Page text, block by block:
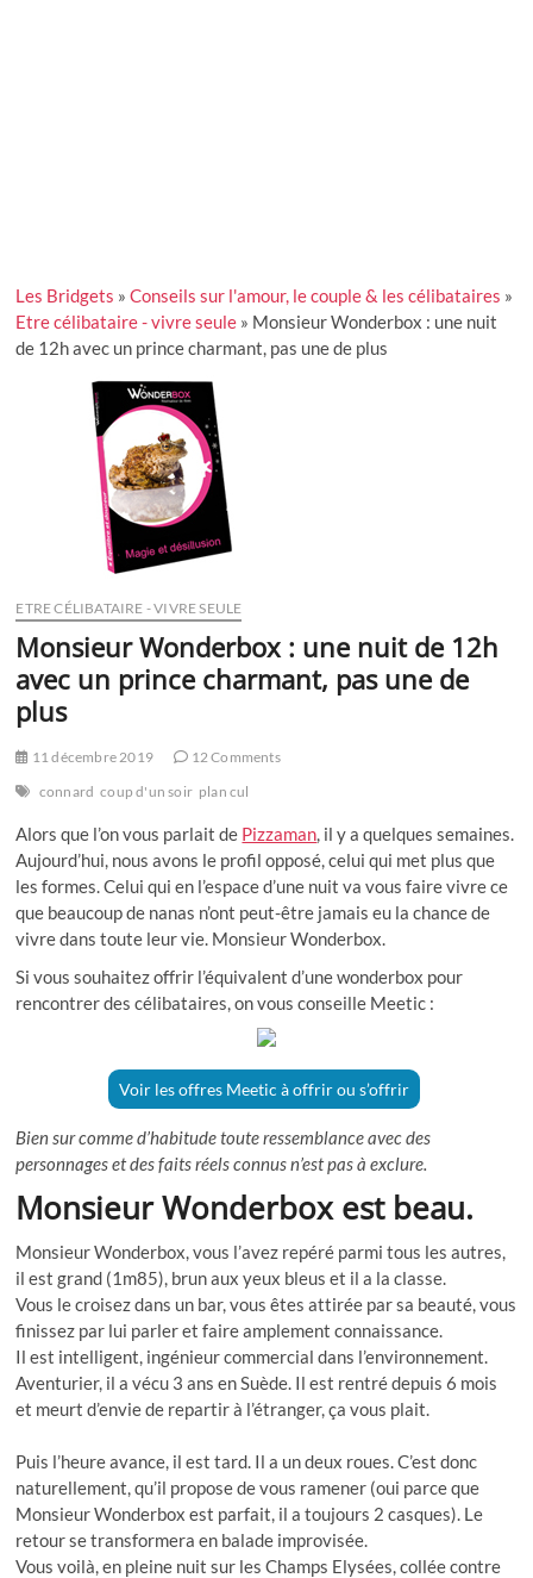
Les Bridgets »Conseils sur l'amour, le couple & les célibataires »
Etre célibataire - vivre seule » Monsieur Wonderbox : une nuit
de 12h avec un prince charmant, pas une de plus
ETRE CÉLIBATAIRE - VIVRE SEULE
Monsieur Wonderbox : une nuit de 12h
avec un prince charmant, pas une de
plus
11 décembre 2019
12 Comments
connard coup d'un soir plan cul
Alors que l’on vous parlait de Pizzaman, il y a quelques semaines.
Aujourd’hui, nous avons le profil opposé, celui qui met plus que
les formes. Celui qui en l’espace d’une nuit va vous faire vivre ce
que beaucoup de nanas n’ont peut-être jamais eu la chance de
vivre dans toute leur vie. Monsieur Wonderbox.
Si vous souhaitez offrir l’équivalent d’une wonderbox pour
rencontrer des célibataires, on vous conseille Meetic :
Voir les offres Meetic à offrir ou s’offrir
Bien sur comme d’habitude toute ressemblance avec des
personnages et des faits réels connus n’est pas à exclure.
Monsieur Wonderbox est beau.
Monsieur Wonderbox, vous l’avez repéré parmi tous les autres,
il est grand (1m85), brun aux yeux bleus et il a la classe.
Vous le croisez dans un bar, vous êtes attirée par sa beauté, vous
finissez par lui parler et faire amplement connaissance.
Il est intelligent, ingénieur commercial dans l’environnement.
Aventurier, il a vécu 3 ans en Suède. Il est rentré depuis 6 mois
et meurt d’envie de repartir à l’étranger, ça vous plait.
Puis l’heure avance, il est tard. Il a un deux roues. C’est donc
naturellement, qu’il propose de vous ramener (oui parce que
Monsieur Wonderbox est parfait, il a toujours 2 casques). Le
retour se transformera en balade improvisée.
Vous voilà, en pleine nuit sur les Champs Elysées, collée contre